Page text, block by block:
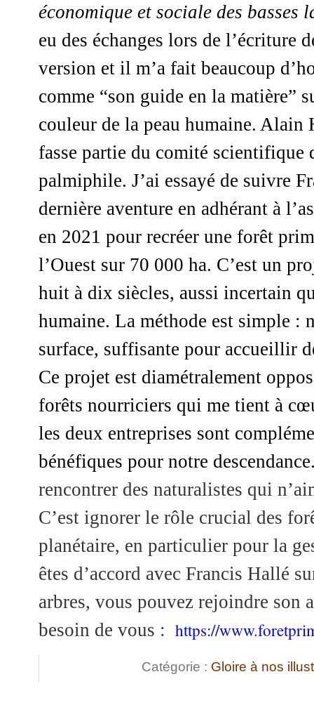
économique et sociale des basses
eu des échanges lors de l’écriture
version et il m’a fait beaucoup
comme “son guide en la matière”
couleur de la peau humaine.
fasse partie du comité scientifique
palmiphile. J’ai essayé de suivre
dernière aventure en adhérant à
en 2021 pour recréer une forêt
l’Ouest sur 70 000 ha. C’est un
huit à dix siècles, aussi incertain
humaine. La méthode est simple :
surface, suffisante pour accueillir
Ce projet est diamétralement
forêts nourriciers qui me tient à
les deux entreprises sont
bénéfiques pour notre
rencontrer des naturalistes qui
C’est ignorer le rôle crucial des
planétaire, en particulier pour la
êtes d’accord avec Francis Hallé
arbres, vous pouvez rejoindre son
besoin de vous : https://
Catégorie : Gloire à nos